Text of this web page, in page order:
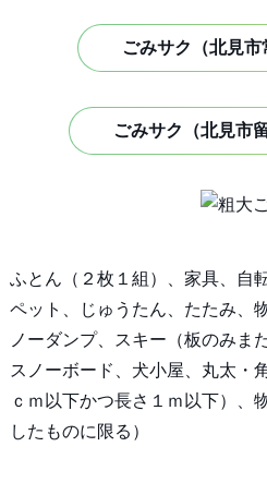
ごみサク（北見市
ごみサク（北見市
ふとん（２枚１組）、家具、自
ペット、じゅうたん、たたみ、
ノーダンプ、スキー（板のみま
スノーボード、犬小屋、丸太・
ｃｍ以下かつ長さ１ｍ以下）、
したものに限る）